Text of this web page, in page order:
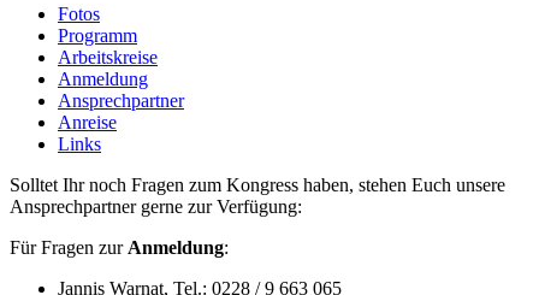
Fotos
Programm
Arbeitskreise
Anmeldung
Ansprechpartner
Anreise
Links
Solltet Ihr noch Fragen zum Kongress haben, stehen Euch unsere
Ansprechpartner gerne zur Verfügung:
Für Fragen zur Anmeldung:
Jannis Warnat, Tel.: 0228 / 9 663 065